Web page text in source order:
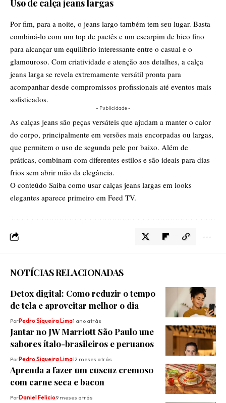
Uso de calça jeans largas
Por fim, para a noite, o jeans largo também tem seu lugar. Basta
combiná-lo com um top de paetês e um escarpim de bico fino
para alcançar um equilíbrio interessante entre o casual e o
glamouroso. Com criatividade e atenção aos detalhes, a calça
jeans larga se revela extremamente versátil pronta para
acompanhar desde compromissos profissionais até eventos mais
sofisticados.
- Publicidade -
As calças jeans são peças versáteis que ajudam a manter o calor
do corpo, principalmente em versões mais encorpadas ou largas,
que permitem o uso de segunda pele por baixo. Além de
práticas, combinam com diferentes estilos e são ideais para dias
frios sem abrir mão da elegância.
O conteúdo Saiba como usar calças jeans largas em looks
elegantes aparece primeiro em Feed TV.
NOTÍCIAS RELACIONADAS
Detox digital: Como reduzir o tempo
de tela e aproveitar melhor o dia
PorPedro Siqueira Lima1 ano atrás
Jantar no JW Marriott São Paulo une
sabores ítalo-brasileiros e peruanos
PorPedro Siqueira Lima12 meses atrás
Aprenda a fazer um cuscuz cremoso
com carne seca e bacon
PorDaniel Felicio9 meses atrás